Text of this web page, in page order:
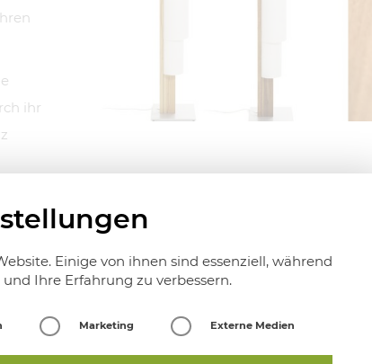
ihr
Einige von ihnen sind essenziell, während
Ihre Erfahrung zu verbessern.
Marketing Externe Medien